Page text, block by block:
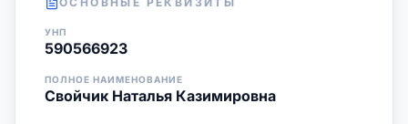
УНП
590566923
ПОЛНОЕ НАИМЕНОВАНИЕ
Свойчик Наталья Казимировна